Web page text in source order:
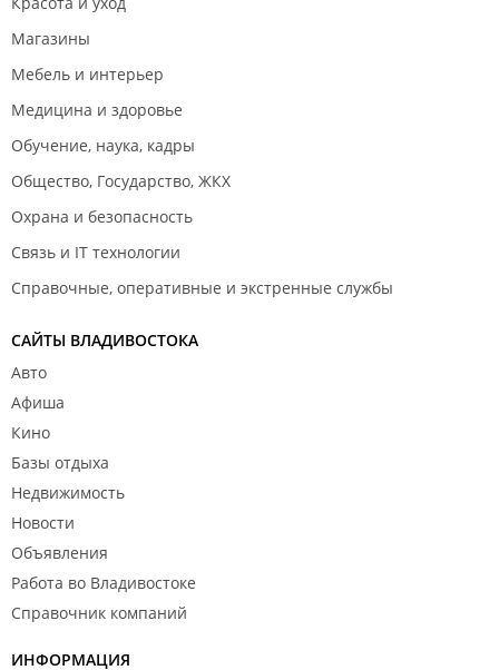
Магазины
Мебель и интерьер
Медицина и здоровье
Обучение, наука, кадры
Общество, Государство, ЖКХ
Охрана и безопасность
Связь и IT технологии
Справочные, оперативные и экстренные службы
САЙТЫ ВЛАДИВОСТОКА
Авто
Афиша
Кино
Базы отдыха
Недвижимость
Новости
Объявления
Работа во Владивостоке
Справочник компаний
ИНФОРМАЦИЯ